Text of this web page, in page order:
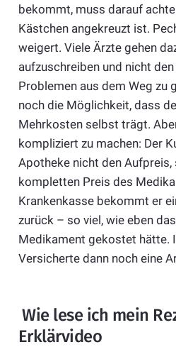
bekommt, muss darauf
Kästchen angekreuzt ist.
weigert. Viele Ärzte gehen
aufzuschreiben und nicht
Problemen aus dem Weg zu
noch die Möglichkeit, dass
Mehrkosten selbst trägt.
kompliziert zu machen: Der
Apotheke nicht den Aufpreis,
kompletten Preis des
Krankenkasse bekommt er
zurück – so viel, wie eben
Medikament gekostet hätte.
Versicherte dann noch eine
Wie lese ich mein
Erklärvideo